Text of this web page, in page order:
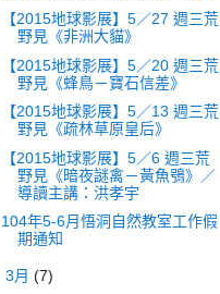
【2015地球影展】5／27 週三荒
野見《非洲大貓》
【2015地球影展】5／20 週三荒
野見《蜂鳥－寶石信差》
【2015地球影展】5／13 週三荒
野見《疏林草原皇后》
【2015地球影展】5／6 週三荒
野見《暗夜謎禽－黃魚鴞》／
導讀主講：洪孝宇
104年5-6月悟洞自然教室工作假
期通知
3月 (7)